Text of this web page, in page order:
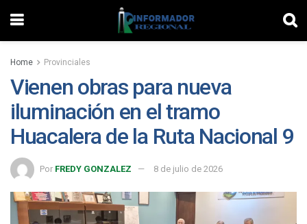
Home Provinciales
Vienen obras para nueva
iluminación en el tramo
Huacalera de la Ruta Nacional 9
Por FREDY GONZALEZ 8 de julio de 2026